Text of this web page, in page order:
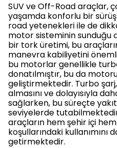
SUV ve Off-Road araçlar,
yaşamda konforlu bir sürüş
road yetenekleri ile de
motor sisteminin sunduğu
bir tork üretimi, bu
manevra kabiliyetini
bu motorlar genellikle
donatılmıştır, bu da
geliştirmektedir. Turbo
almasını ve dolayısıyla
sağlarken, bu süreçte
seviyelerde
araçların hem şehir içi
koşullarındaki
getirmektedir.